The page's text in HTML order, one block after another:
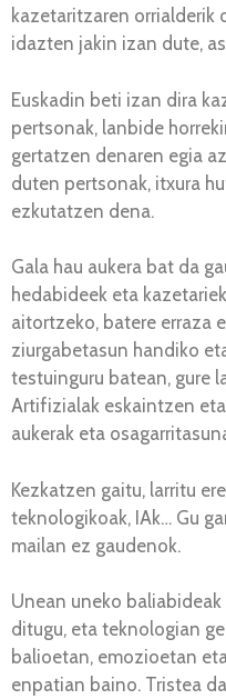
kazetaritzaren orrialderik
idazten jakin izan dute,
Euskadin beti izan dira
pertsonak, lanbide
gertatzen denaren egia
duten pertsonak, itxura
ezkutatzen dena.
Gala hau aukera bat da
hedabideek eta
aitortzeko, batere erraza
ziurgabetasun handiko
testuinguru batean, gure
Artifizialak eskaintzen
aukerak eta
Kezkatzen gaitu, larritu
teknologikoak, IAk… Gu
mailan ez gaudenok.
Unean uneko
ditugu, eta teknologian
balioetan, emozioetan
enpatian baino. Tristea